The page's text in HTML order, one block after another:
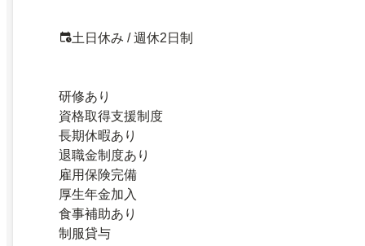
土日休み / 週休2日制
研修あり
資格取得支援制度
長期休暇あり
退職金制度あり
雇用保険完備
厚生年金加入
食事補助あり
制服貸与